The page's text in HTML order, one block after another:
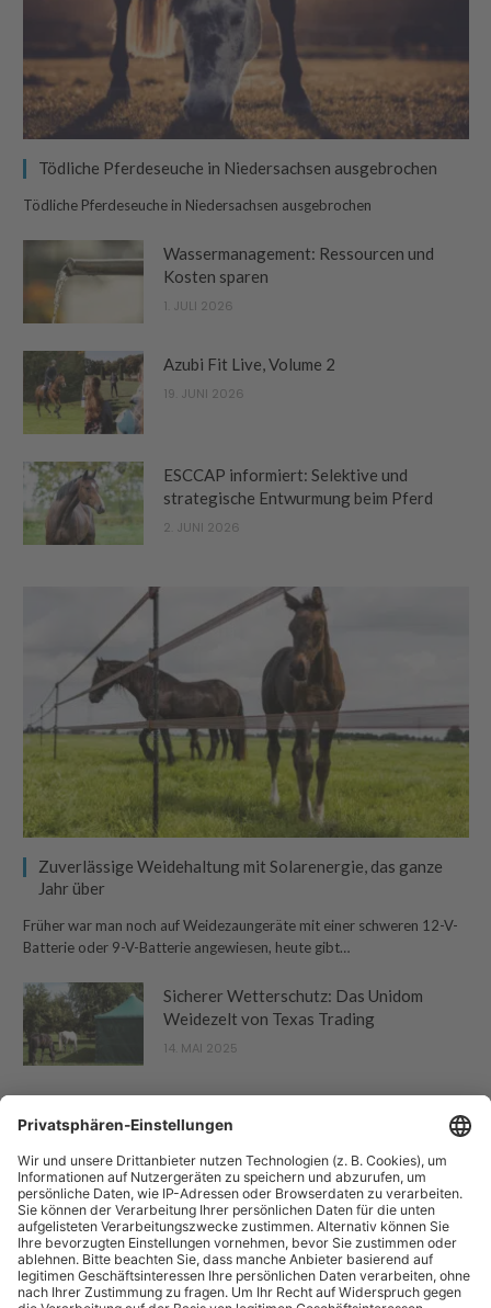
Tödliche Pferdeseuche in Niedersachsen ausgebrochen
Tödliche Pferdeseuche in Niedersachsen ausgebrochen
Wassermanagement: Ressourcen und
Kosten sparen
1. JULI 2026
Azubi Fit Live, Volume 2
19. JUNI 2026
ESCCAP informiert: Selektive und
strategische Entwurmung beim Pferd
2. JUNI 2026
Zuverlässige Weidehaltung mit Solarenergie, das ganze
Jahr über
Früher war man noch auf Weidezaungeräte mit einer schweren 12-V-
Batterie oder 9-V-Batterie angewiesen, heute gibt…
Sicherer Wetterschutz: Das Unidom
Weidezelt von Texas Trading
14. MAI 2025